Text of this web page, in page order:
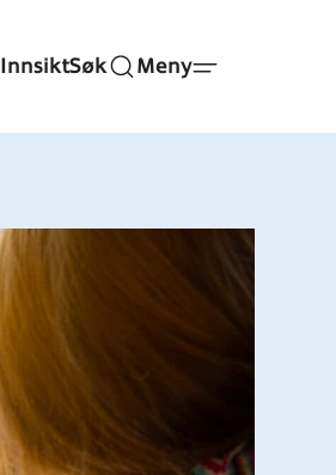
InnsiktSøk Meny